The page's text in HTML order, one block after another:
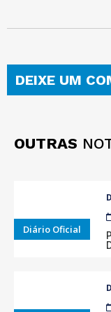
DEIXE UM
OUTRAS
Diário Oficial